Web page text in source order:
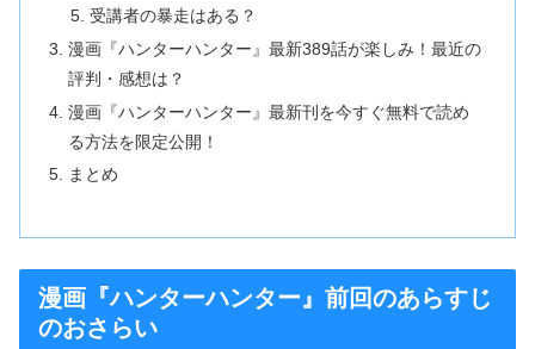
受講者の暴走はある？
漫画『ハンターハンター』最新389話が楽しみ！最近の
評判・感想は？
漫画『ハンターハンター』最新刊を今すぐ無料で読め
る方法を限定公開！
まとめ
漫画『ハンターハンター』前回のあらすじ
のおさらい